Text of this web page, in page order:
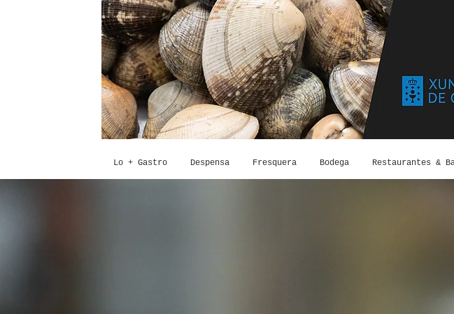
Lo + Gastro Despensa Fresquera Bodega Restaurantes &